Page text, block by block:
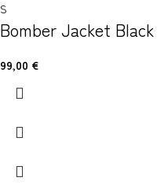
S
Bomber Jacket Black
99,00 €